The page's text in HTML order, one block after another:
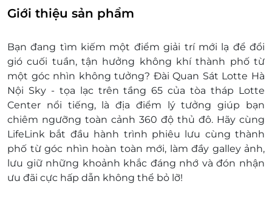
Vé không bao gồm thuê trang phục, chụp
ảnh Life4cuts, Trò chơi VR Gliding
được sử dụng cùng ngày.
Đổi vé cứng tại quầy vé trước 22:30 mỗi ngày.
Giá vé thay đổi theo ngày thường, cuối tuần
và ngày lễ.
Phụ thu:
Không phụ thu.
Thông tin liên hệ:
Hotline: 024 33336565
Điều kiện khác:
E-Voucher/E-Coupon không có giá trị quy
đổi thành tiền mặt, không trả lại tiền thừa.
Giới thiệu sản phẩm
Bạn đang tìm kiếm một điểm giải trí mới lạ để đổi
gió cuối tuần, tận hưởng không khí thành phố từ
một góc nhìn không tưởng? Đài Quan Sát Lotte Hà
Nội Sky - tọa lạc trên tầng 65 của tòa tháp Lotte
Center nổi tiếng, là địa điểm lý tưởng giúp bạn
chiêm ngưỡng toàn cảnh 360 độ thủ đô. Hãy cùng
LifeLink bắt đầu hành trình phiêu lưu cùng thành
phố từ góc nhìn hoàn toàn mới, làm đầy galley ảnh,
lưu giữ những khoảnh khắc đáng nhớ và đón nhận
ưu đãi cực hấp dẫn không thể bỏ lỡ!